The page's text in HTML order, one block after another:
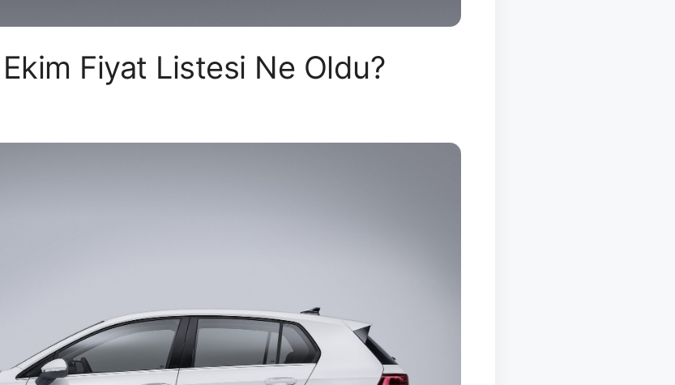
Fiyat Listesi Ne Oldu?